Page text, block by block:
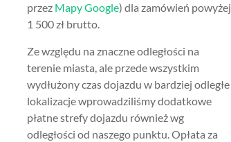
przez Mapy Google) dla zamówień powyżej
1 500 zł brutto.
Ze względu na znaczne odległości na
terenie miasta, ale przede wszystkim
wydłużony czas dojazdu w bardziej odległe
lokalizacje wprowadziliśmy dodatkowe
płatne strefy dojazdu również wg
odległości od naszego punktu. Opłata za